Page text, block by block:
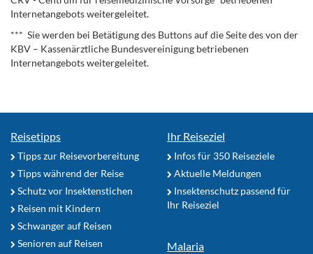
Internetangebots weitergeleitet.
*** Sie werden bei Betätigung des Buttons auf die Seite des von der
KBV – Kassenärztliche Bundesvereinigung betriebenen
Internetangebots weitergeleitet.
Reisetipps
Tipps zur Reisevorbereitung
Tipps während der Reise
Schutz vor Insektenstichen
Reisen mit Kindern
Schwanger auf Reisen
Senioren auf Reisen
Ihr Reiseziel
Infos für 350 Reiseziele
Aktuelle Meldungen
Insektenschutz passend für
Ihr Reiseziel
Malaria